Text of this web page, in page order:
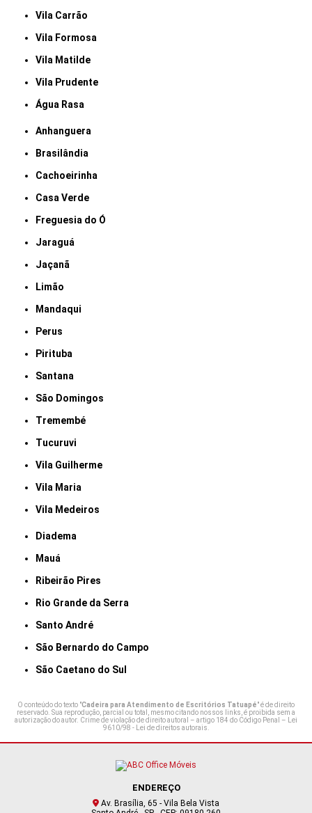
Vila Carrão
Vila Formosa
Vila Matilde
Vila Prudente
Água Rasa
Anhanguera
Brasilândia
Cachoeirinha
Casa Verde
Freguesia do Ó
Jaraguá
Jaçanã
Limão
Mandaqui
Perus
Pirituba
Santana
São Domingos
Tremembé
Tucuruvi
Vila Guilherme
Vila Maria
Vila Medeiros
Diadema
Mauá
Ribeirão Pires
Rio Grande da Serra
Santo André
São Bernardo do Campo
São Caetano do Sul
O conteúdo do texto "Cadeira para Atendimento de Escritórios Tatuapé" é de direito
reservado. Sua reprodução, parcial ou total, mesmo citando nossos links, é proibida sem a
autorização do autor. Crime de violação de direito autoral – artigo 184 do Código Penal – Lei
9610/98 - Lei de direitos autorais.
ENDEREÇO
Av. Brasília, 65 - Vila Bela Vista